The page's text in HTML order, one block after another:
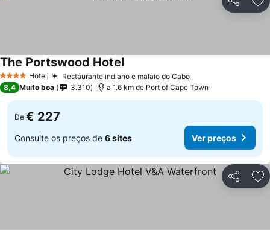
Partilhar
4 EstrelasHotel Restaurante indiano e malaio do Cabo
The Portswood Hotel
8,4 Muito boa 3.310 a 1.6 km de Port of Cape Town
De € 227
Consulte os preços de 6 sites Ver preços
Partilhar